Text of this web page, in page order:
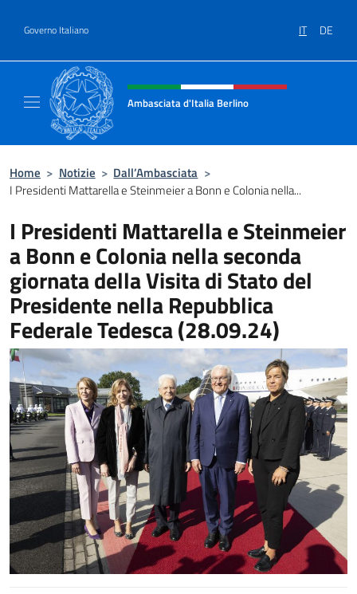
Governo Italiano IT DE
Intestazione sito, social e menù
Ambasciata d'Italia Berlino
Home > Notizie > Dall’Ambasciata >
I Presidenti Mattarella e Steinmeier a Bonn e Colonia nella...
I Presidenti Mattarella e Steinmeier
a Bonn e Colonia nella seconda
giornata della Visita di Stato del
Presidente nella Repubblica
Federale Tedesca (28.09.24)